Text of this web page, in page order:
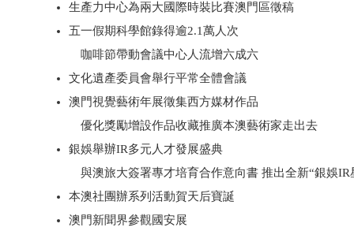
生產力中心為兩大國際時裝比賽澳門區徵稿
五一假期科學館錄得逾2.1萬人次
咖啡節帶動會議中心人流增六成六
文化遺產委員會舉行平常全體會議
澳門視覺藝術年展徵集西方媒材作品
優化獎勵增設作品收藏推廣本澳藝術家走出去
銀娛舉辦IR多元人才發展盛典
與澳旅大簽署專才培育合作意向書 推出全新“銀娛IR
本澳社團辦系列活動賀天后寶誕
澳門新聞界參觀國安展